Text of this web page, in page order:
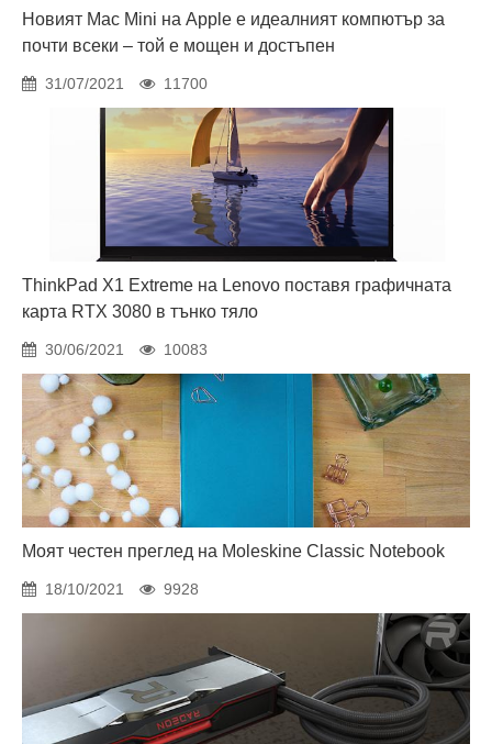
Новият Mac Mini на Apple е идеалният компютър за
почти всеки – той е мощен и достъпен
31/07/2021 11700
ThinkPad X1 Extreme на Lenovo поставя графичната
карта RTX 3080 в тънко тяло
30/06/2021 10083
Моят честен преглед на Moleskine Classic Notebook
18/10/2021 9928